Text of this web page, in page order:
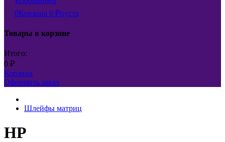
0Корзина 0 ₽пуста
Товары в корзине
Итого:
0 ₽
Корзина
Оформить заказ
Шлейфы матриц
HP